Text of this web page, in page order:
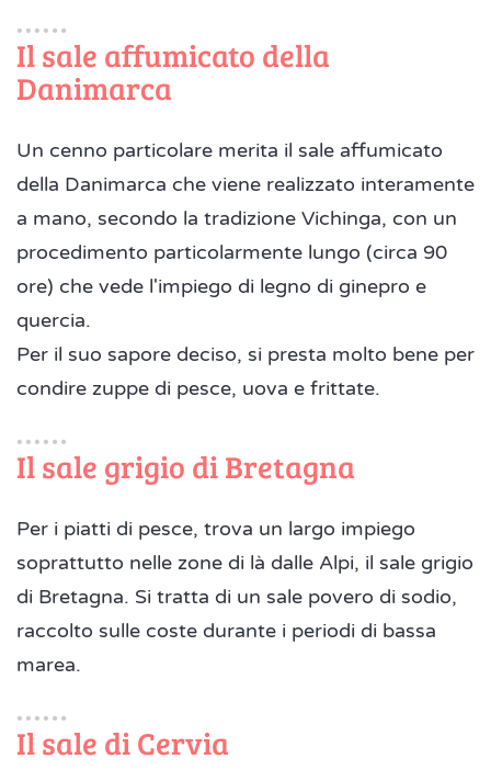
Il sale affumicato della
Danimarca
Un cenno particolare merita il sale affumicato
della Danimarca che viene realizzato interamente
a mano, secondo la tradizione Vichinga, con un
procedimento particolarmente lungo (circa 90
ore) che vede l'impiego di legno di ginepro e
quercia.
Per il suo sapore deciso, si presta molto bene per
condire zuppe di pesce, uova e frittate.
Il sale grigio di Bretagna
Per i piatti di pesce, trova un largo impiego
soprattutto nelle zone di là dalle Alpi, il sale grigio
di Bretagna. Si tratta di un sale povero di sodio,
raccolto sulle coste durante i periodi di bassa
marea.
Il sale di Cervia